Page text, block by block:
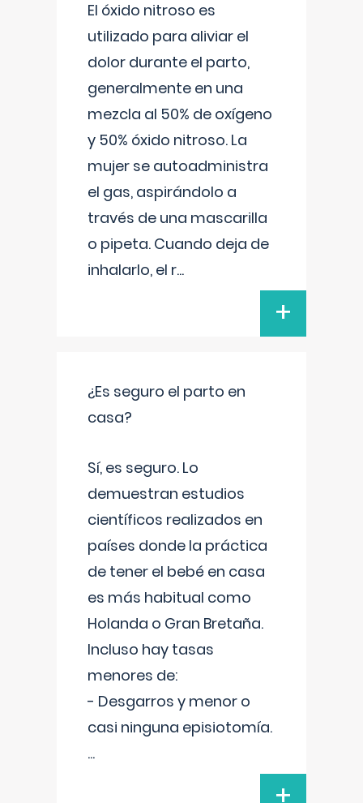
El óxido nitroso es
utilizado para aliviar el
dolor durante el parto,
generalmente en una
mezcla al 50% de oxígeno
y 50% óxido nitroso. La
mujer se autoadministra
el gas, aspirándolo a
través de una mascarilla
o pipeta. Cuando deja de
inhalarlo, el r...
+
¿Es seguro el parto en
casa?
Sí, es seguro. Lo
demuestran estudios
científicos realizados en
países donde la práctica
de tener el bebé en casa
es más habitual como
Holanda o Gran Bretaña.
Incluso hay tasas
menores de:
- Desgarros y menor o
casi ninguna episiotomía.
...